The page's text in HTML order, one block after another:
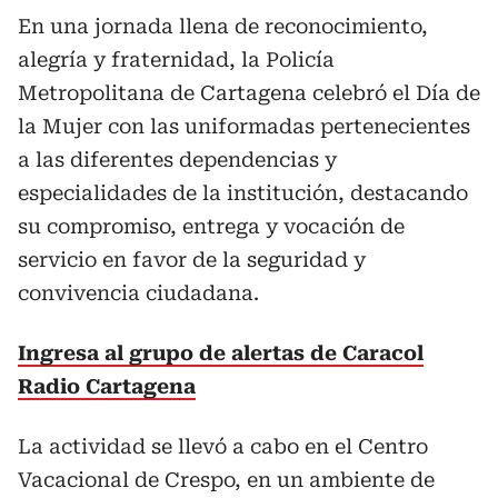
En una jornada llena de reconocimiento,
alegría y fraternidad, la Policía
Metropolitana de Cartagena celebró el Día de
la Mujer con las uniformadas pertenecientes
a las diferentes dependencias y
especialidades de la institución, destacando
su compromiso, entrega y vocación de
servicio en favor de la seguridad y
convivencia ciudadana.
Ingresa al grupo de alertas de Caracol
Radio Cartagena
La actividad se llevó a cabo en el Centro
Vacacional de Crespo, en un ambiente de